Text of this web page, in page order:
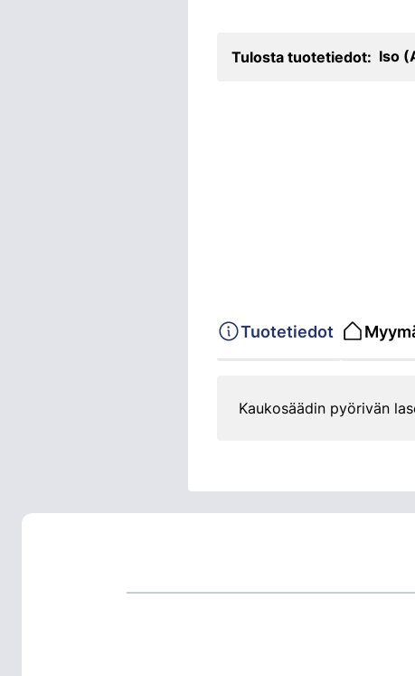
Tulosta tuotetiedot: Iso
Tuotetiedot
Kaukosäädin pyörivän